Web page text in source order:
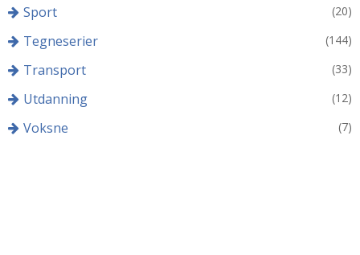
Sport (20)
Tegneserier (144)
Transport (33)
Utdanning (12)
Voksne (7)